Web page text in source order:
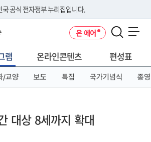
국 공식 전자정부 누리집입니다.
하기
다른 도메인 주소를 사용하고 있다면 아래 URL에
해 보세요
온 에어
램 온라인콘텐츠 편성표
/교양 보도 특집 국가기념식 종영
대상 8세까지 확대